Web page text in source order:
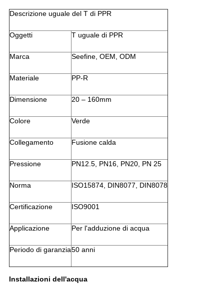
Descrizione uguale del T di PPR
Oggetti T uguale di PPR
Marca Seefine, OEM, ODM
Materiale PP-R
Dimensione 20 – 160mm
Colore Verde
Collegamento Fusione calda
Pressione PN12.5, PN16, PN20, PN 25
Norma ISO15874, DIN8077, DIN8078
Certificazione ISO9001
Applicazione Per l'adduzione di acqua
Periodo di garanzia50 anni
Installazioni dell'acqua